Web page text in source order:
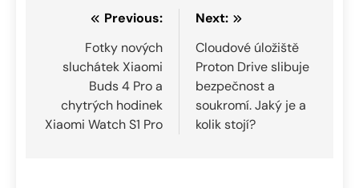
Navigace
příspěvek
Previous:
Fotky nových
sluchátek Xiaomi
Buds 4 Pro a
chytrých hodinek
Xiaomi Watch S1 Pro
Next:
Cloudové úložiště
Proton Drive slibuje
bezpečnost a
soukromí. Jaký je a
kolik stojí?